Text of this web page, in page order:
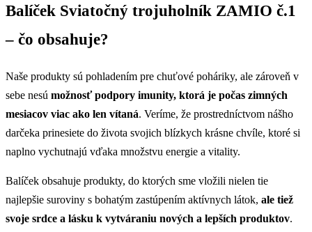
Balíček Sviatočný trojuholník ZAMIO č.1
– čo obsahuje?
Naše produkty sú pohladením pre chuťové poháriky, ale zároveň v
sebe nesú možnosť podpory imunity, ktorá je počas zimných
mesiacov viac ako len vítaná. Veríme, že prostredníctvom nášho
darčeka prinesiete do života svojich blízkych krásne chvíle, ktoré si
naplno vychutnajú vďaka množstvu energie a vitality.
Balíček obsahuje produkty, do ktorých sme vložili nielen tie
najlepšie suroviny s bohatým zastúpením aktívnych látok, ale tiež
svoje srdce a lásku k vytváraniu nových a lepších produktov.